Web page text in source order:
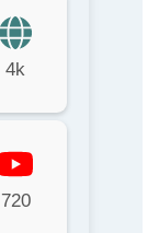
4k
720